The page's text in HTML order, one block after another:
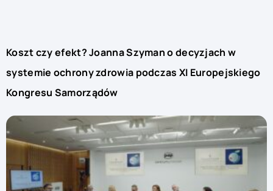
Koszt czy efekt? Joanna Szyman o decyzjach w
systemie ochrony zdrowia podczas XI Europejskiego
Kongresu Samorządów